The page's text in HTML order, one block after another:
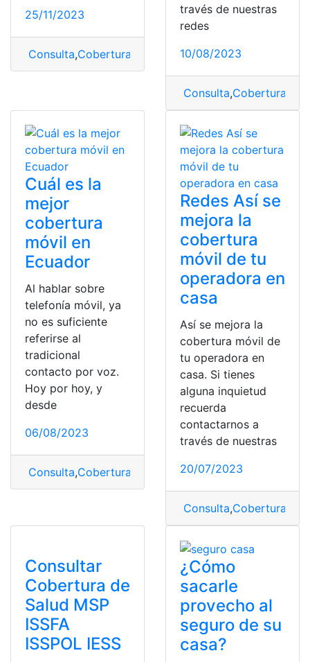
25/11/2023
Consulta,Cobertura Megacable,México
través de nuestras
redes
10/08/2023
Consulta,Cobertura
Cuál es la
mejor
cobertura
móvil en
Ecuador
Al hablar sobre
telefonía móvil, ya
no es suficiente
referirse al
tradicional
contacto por voz.
Hoy por hoy, y
desde
06/08/2023
Consulta,Cobertura Cobertura móvil,Mejor cobertura
Redes Así se
mejora la
cobertura
móvil de tu
operadora en
casa
Así se mejora la
cobertura móvil de
tu operadora en
casa. Si tienes
alguna inquietud
recuerda
contactarnos a
través de nuestras
20/07/2023
Consulta,Cobertura
Consultar
Cobertura de
Salud MSP
ISSFA
ISSPOL IESS
¿Cómo
sacarle
provecho al
seguro de su
casa?